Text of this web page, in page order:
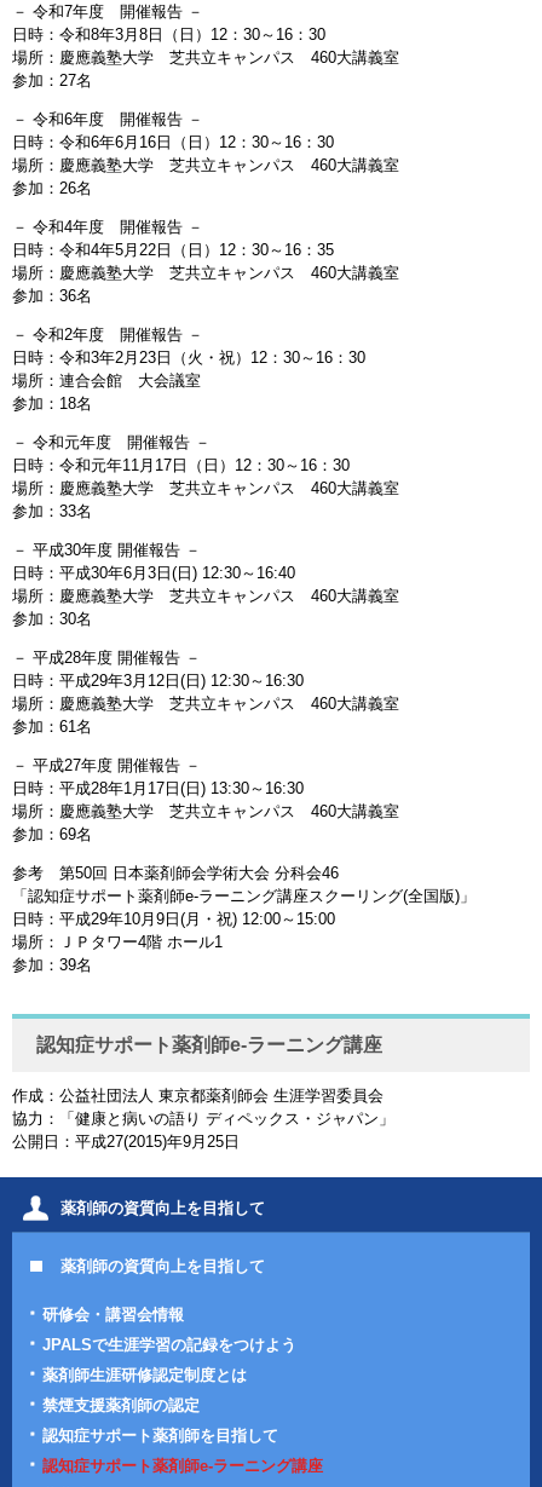
－ 令和7年度 開催報告 －
日時：令和8年3月8日（日）12：30～16：30
場所：慶應義塾大学 芝共立キャンパス 460大講義室
参加：27名
－ 令和6年度 開催報告 －
日時：令和6年6月16日（日）12：30～16：30
場所：慶應義塾大学 芝共立キャンパス 460大講義室
参加：26名
－ 令和4年度 開催報告 －
日時：令和4年5月22日（日）12：30～16：35
場所：慶應義塾大学 芝共立キャンパス 460大講義室
参加：36名
－ 令和2年度 開催報告 －
日時：令和3年2月23日（火・祝）12：30～16：30
場所：連合会館 大会議室
参加：18名
－ 令和元年度 開催報告 －
日時：令和元年11月17日（日）12：30～16：30
場所：慶應義塾大学 芝共立キャンパス 460大講義室
参加：33名
－ 平成30年度 開催報告 －
日時：平成30年6月3日(日) 12:30～16:40
場所：慶應義塾大学 芝共立キャンパス 460大講義室
参加：30名
－ 平成28年度 開催報告 －
日時：平成29年3月12日(日) 12:30～16:30
場所：慶應義塾大学 芝共立キャンパス 460大講義室
参加：61名
－ 平成27年度 開催報告 －
日時：平成28年1月17日(日) 13:30～16:30
場所：慶應義塾大学 芝共立キャンパス 460大講義室
参加：69名
参考 第50回 日本薬剤師会学術大会 分科会46
「認知症サポート薬剤師e-ラーニング講座スクーリング(全国版)」
日時：平成29年10月9日(月・祝) 12:00～15:00
場所：ＪＰタワー4階 ホール1
参加：39名
認知症サポート薬剤師e-ラーニング講座
作成：公益社団法人 東京都薬剤師会 生涯学習委員会
協力：「健康と病いの語り ディペックス・ジャパン」
公開日：平成27(2015)年9月25日
薬剤師の資質向上を目指して
薬剤師の資質向上を目指して
研修会・講習会情報
JPALSで生涯学習の記録をつけよう
薬剤師生涯研修認定制度とは
禁煙支援薬剤師の認定
認知症サポート薬剤師を目指して
認知症サポート薬剤師e-ラーニング講座